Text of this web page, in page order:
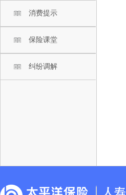
消费提示
保险课堂
纠纷调解